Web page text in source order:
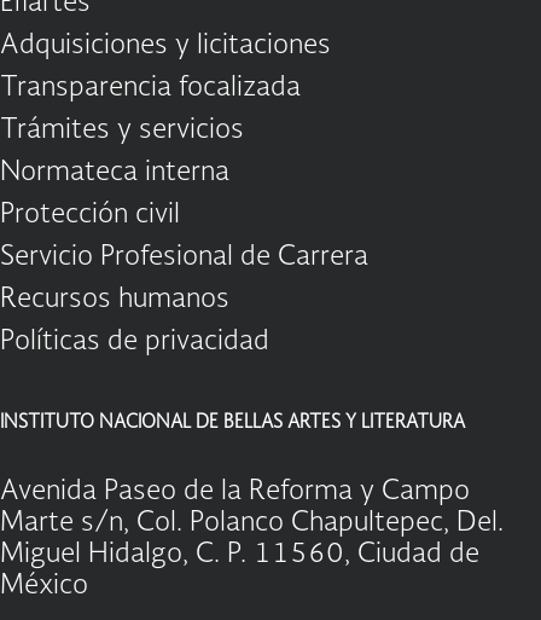
Adquisiciones y licitaciones
Transparencia focalizada
Trámites y servicios
Normateca interna
Protección civil
Servicio Profesional de Carrera
Recursos humanos
Políticas de privacidad
INSTITUTO NACIONAL DE BELLAS ARTES Y LITERATURA
Avenida Paseo de la Reforma y Campo
Marte s/n, Col. Polanco Chapultepec, Del.
Miguel Hidalgo, C. P. 11560, Ciudad de
México